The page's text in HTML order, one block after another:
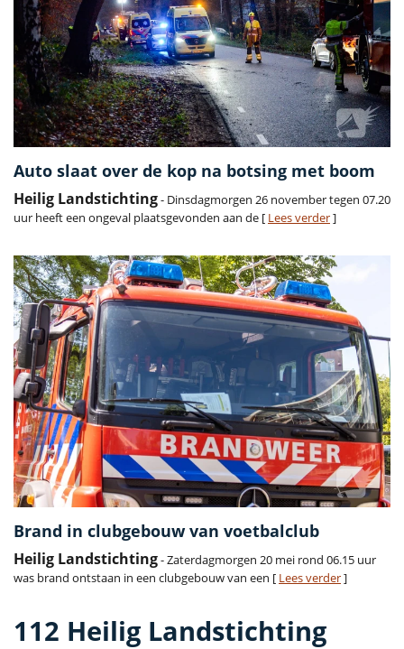
Auto slaat over de kop na botsing met boom
Heilig Landstichting- Dinsdagmorgen 26 november tegen 07.20
uur heeft een ongeval plaatsgevonden aan de [ Lees verder]
Brand in clubgebouw van voetbalclub
Heilig Landstichting- Zaterdagmorgen 20 mei rond 06.15 uur
was brand ontstaan in een clubgebouw van een [ Lees verder]
112 Heilig Landstichting